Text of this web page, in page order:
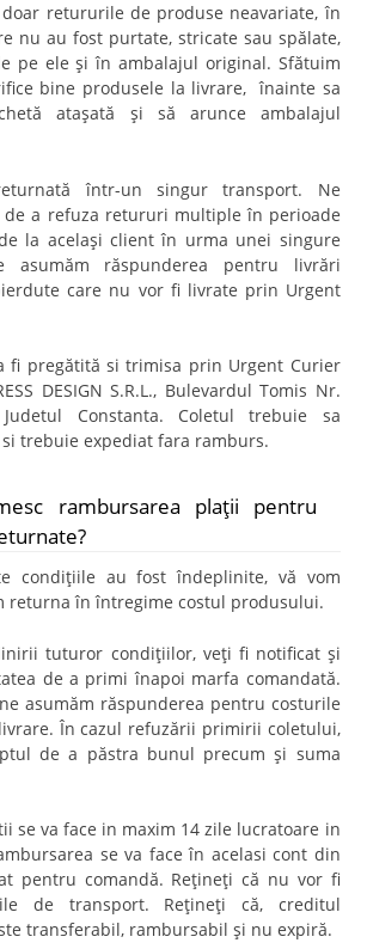
retururile de produse neavariate, în
nu au fost purtate, stricate sau spălate,
pe ele şi în ambalajul original. Sfătuim
bine produsele la livrare, înainte sa
ataşată şi să arunce ambalajul
într-un singur transport. Ne
de a refuza retururi multiple în perioade
la acelaşi client în urma unei singure
asumăm răspunderea pentru livrări
care nu vor fi livrate prin Urgent
fi pregătită si trimisa prin Urgent Curier
DESIGN S.R.L., Bulevardul Tomis Nr.
Judetul Constanta. Coletul trebuie sa
trebuie expediat fara ramburs.
rambursarea plaţii pentru
condiţiile au fost îndeplinite, vă vom
returna în întregime costul produsului.
tuturor condiţiilor, veţi fi notificat şi
de a primi înapoi marfa comandată.
asumăm răspunderea pentru costurile
În cazul refuzării primirii coletului,
de a păstra bunul precum şi suma
se va face in maxim 14 zile lucratoare in
se va face în acelasi cont din
pentru comandă. Reţineţi că nu vor fi
de transport. Reţineţi că, creditul
transferabil, rambursabil şi nu expiră.